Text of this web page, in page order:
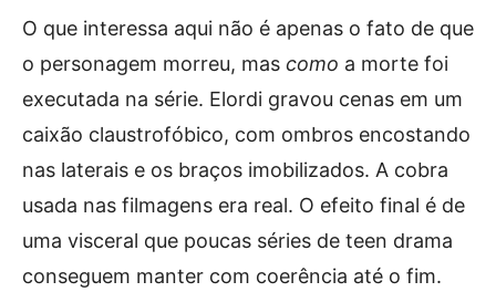
O que interessa aqui não é apenas o fato de que
o personagem morreu, mas como a morte foi
executada na série. Elordi gravou cenas em um
caixão claustrofóbico, com ombros encostando
nas laterais e os braços imobilizados. A cobra
usada nas filmagens era real. O efeito final é de
uma visceral que poucas séries de teen drama
conseguem manter com coerência até o fim.